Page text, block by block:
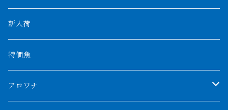
新入荷
特価魚
アロワナ